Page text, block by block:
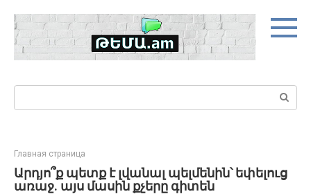
content
Search:
Главная страница
Արդյո՞ք պետք է լվանալ պելմենին՝ եփելուց
առաջ. այս մասին քչերը գիտեն